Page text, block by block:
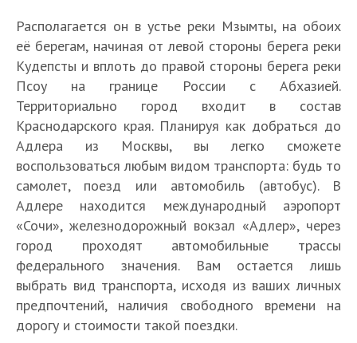
Располагается он в устье реки Мзымты, на обоих
её берегам, начиная от левой стороны берега реки
Кудепсты и вплоть до правой стороны берега реки
Псоу на границе России с Абхазией.
Территориально город входит в состав
Краснодарского края. Планируя как добраться до
Адлера из Москвы, вы легко сможете
воспользоваться любым видом транспорта: будь то
самолет, поезд или автомобиль (автобус). В
Адлере находится международный аэропорт
«Сочи», железнодорожный вокзал «Адлер», через
город проходят автомобильные трассы
федерального значения. Вам остается лишь
выбрать вид транспорта, исходя из ваших личных
предпочтений, наличия свободного времени на
дорогу и стоимости такой поездки.